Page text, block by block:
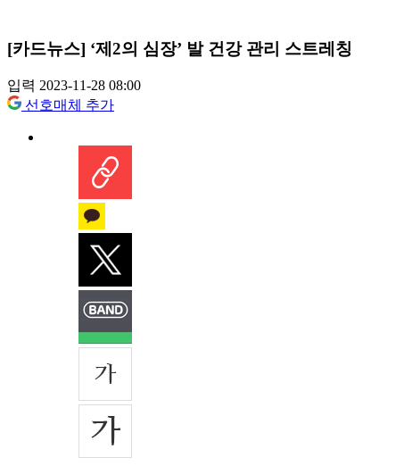
[카드뉴스] ‘제2의 심장’ 발 건강 관리 스트레칭
입력 2023-11-28 08:00
선호매체 추가